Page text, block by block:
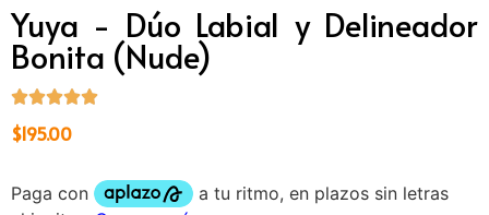
Yuya - Dúo Labial y Delineador
Bonita (Nude)
$195.00